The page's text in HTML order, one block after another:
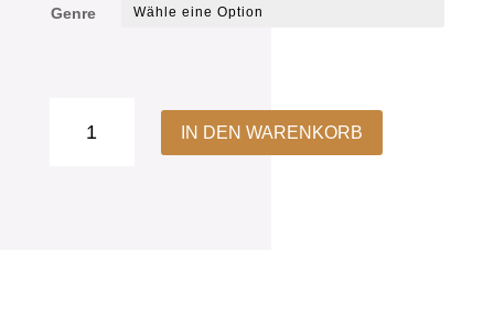
Genre
Stimmgabel
IN DEN WARENKORB